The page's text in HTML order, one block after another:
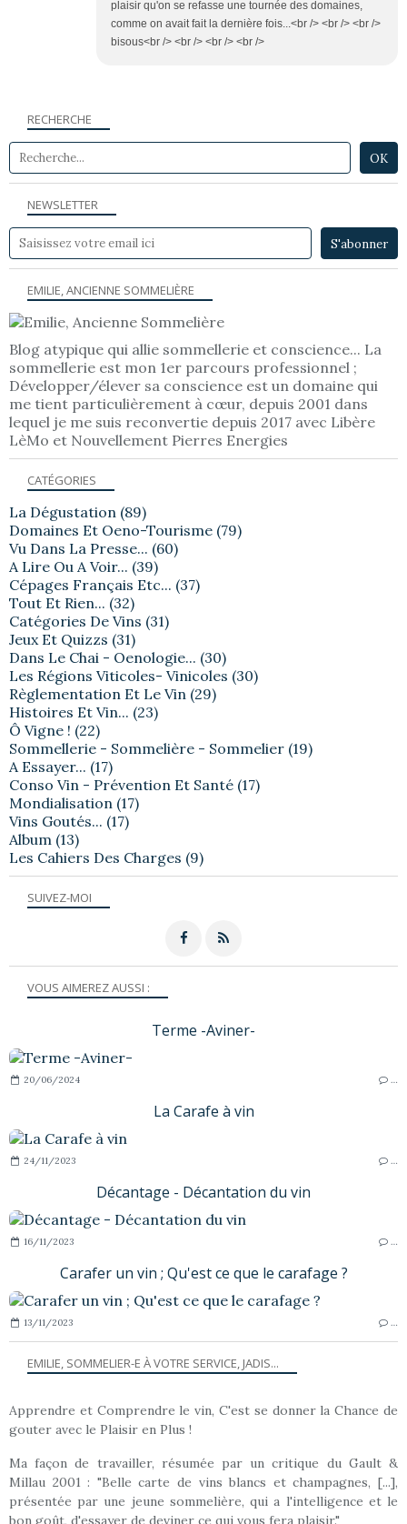
plaisir qu'on se refasse une tournée des domaines,
comme on avait fait la dernière fois...<br /> <br /> <br />
bisous<br /> <br /> <br /> <br />
NEWSLETTER
SUIVEZ-MOI
RECHERCHE
EMILIE, ANCIENNE SOMMELIÈRE
Blog atypique qui allie sommellerie et conscience... La
sommellerie est mon 1er parcours professionnel ;
Développer/élever sa conscience est un domaine qui
me tient particulièrement à cœur, depuis 2001 dans
lequel je me suis reconvertie depuis 2017 avec Libère
LèMo et Nouvellement Pierres Energies
VOUS AIMEREZ AUSSI :
Terme -Aviner-
20/06/2024
La Carafe à vin
24/11/2023
Décantage - Décantation du vin
16/11/2023
Carafer un vin ; Qu'est ce que le carafage ?
13/11/2023
CATÉGORIES
La Dégustation (89)
Domaines Et Oeno-Tourisme (79)
Vu Dans La Presse... (60)
A Lire Ou A Voir... (39)
Cépages Français Etc... (37)
Tout Et Rien... (32)
Catégories De Vins (31)
Jeux Et Quizzs (31)
Dans Le Chai - Oenologie... (30)
Les Régions Viticoles- Vinicoles (30)
Règlementation Et Le Vin (29)
Histoires Et Vin... (23)
Ô Vigne ! (22)
Sommellerie - Sommelière - Sommelier (19)
A Essayer... (17)
Conso Vin - Prévention Et Santé (17)
Mondialisation (17)
Vins Goutés... (17)
Album (13)
Les Cahiers Des Charges (9)
EMILIE, SOMMELIER-E À VOTRE SERVICE, JADIS...
Apprendre et Comprendre le vin, C'est se donner la Chance de
gouter avec le Plaisir en Plus !
Ma façon de travailler, résumée par un critique du Gault &
Millau 2001 : "Belle carte de vins blancs et champagnes, [...],
présentée par une jeune sommelière, qui a l'intelligence et le
bon goût, d'essayer de deviner ce qui vous fera plaisir."